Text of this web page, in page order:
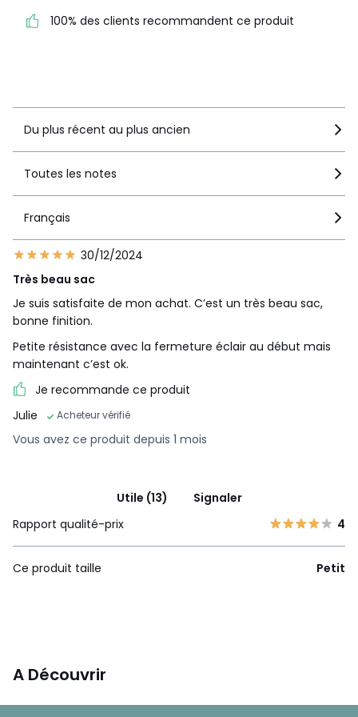
100% des clients
100% des clients recommandent ce produit
Du plus récent au plus ancien
Toutes les notes
Français
30/12/2024
Très beau sac
Je suis satisfaite de mon achat. C’est un très beau sac,
bonne finition.
Petite résistance avec la fermeture éclair au début mais
maintenant c’est ok.
Je recommande ce produit
Julie
Acheteur vérifié
Vous avez ce produit depuis 1 mois
Utile (13)
Signaler
Rapport qualité-prix
4
Ce produit taille Petit
A Découvrir